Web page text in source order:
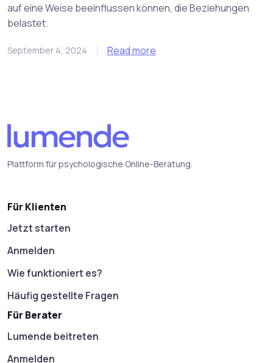
auf eine Weise beeinflussen können, die Beziehungen
belastet.
September 4, 2024 Read more
Plattform für psychologische Online-Beratung.
Für Klienten
Jetzt starten
Anmelden
Wie funktioniert es?
Häufig gestellte Fragen
Für Berater
Lumende beitreten
Anmelden